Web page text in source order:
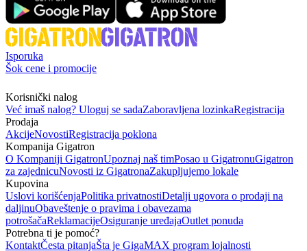
Isporuka
Šok cene i promocije
Korisnički nalog
Već imaš nalog? Uloguj se sadaZaboravljena lozinkaRegistracija
Prodaja
AkcijeNovostiRegistracija poklona
Kompanija Gigatron
O Kompaniji GigatronUpoznaj naš timPosao u GigatronuGigatron
za zajednicuNovosti iz GigatronaZakupljujemo lokale
Kupovina
Uslovi korišćenjaPolitika privatnostiDetalji ugovora o prodaji na
daljinuObaveštenje o pravima i obavezama
potrošačaReklamacijeOsiguranje uređajaOutlet ponuda
Potrebna ti je pomoć?
KontaktČesta pitanjaŠta je GigaMAX program lojalnosti